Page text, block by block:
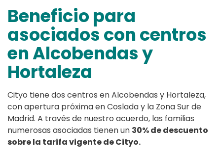
Beneficio para
asociados con centros
en Alcobendas y
Hortaleza
Cityo tiene dos centros en Alcobendas y Hortaleza,
con apertura próxima en Coslada y la Zona Sur de
Madrid. A través de nuestro acuerdo, las familias
numerosas asociadas tienen un 30% de descuento
sobre la tarifa vigente de Cityo.